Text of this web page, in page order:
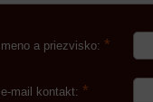
meno a priezvisko: *
e-mail kontakt: *